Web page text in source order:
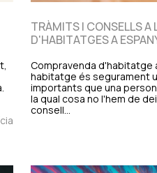
TRÀMITS I CONSELLS A
D'HABITATGES A
Compravenda d'habitatge
habitatge és segurament
importants que una
la qual cosa no l'hem de
consell…